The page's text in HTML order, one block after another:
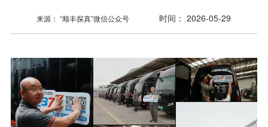
来源： “顺丰探真”微信公众号 时间： 2026-05-29